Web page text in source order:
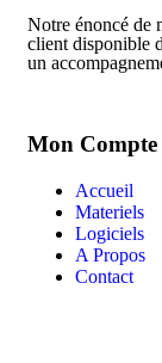
Notre énoncé de
client disponible
un
Mon Compte
Accueil
Materiels
Logiciels
A Propos
Contact